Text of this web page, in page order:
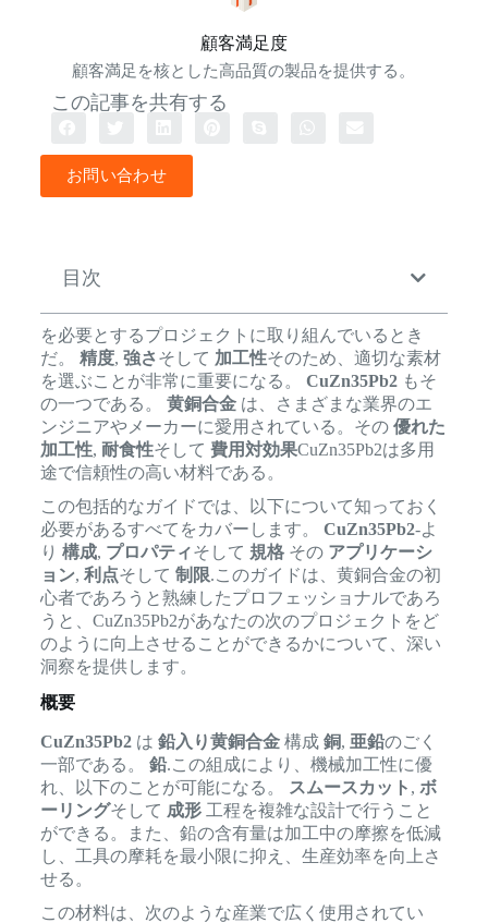
顧客満足度
顧客満足を核とした高品質の製品を提供する。
この記事を共有する
お問い合わせ
目次
を必要とするプロジェクトに取り組んでいるとき
だ。 精度, 強さそして 加工性そのため、適切な素材
を選ぶことが非常に重要になる。 CuZn35Pb2もそ
の一つである。 黄銅合金は、さまざまな業界のエ
ンジニアやメーカーに愛用されている。その 優れた
加工性, 耐食性そして 費用対効果CuZn35Pb2は多用
途で信頼性の高い材料である。
この包括的なガイドでは、以下について知っておく
必要があるすべてをカバーします。 CuZn35Pb2-よ
り 構成, プロパティそして 規格その アプリケーシ
ョン, 利点そして 制限.このガイドは、黄銅合金の初
心者であろうと熟練したプロフェッショナルであろ
うと、CuZn35Pb2があなたの次のプロジェクトをど
のように向上させることができるかについて、深い
洞察を提供します。
概要
CuZn35Pb2は 鉛入り黄銅合金構成 銅, 亜鉛のごく
一部である。 鉛.この組成により、機械加工性に優
れ、以下のことが可能になる。
スムースカット , ボ
ーリングそして 成形工程を複雑な設計で行うこと
ができる。また、鉛の含有量は加工中の摩擦を低減
し、工具の摩耗を最小限に抑え、生産効率を向上さ
せる。
この材料は、次のような産業で広く使用されてい